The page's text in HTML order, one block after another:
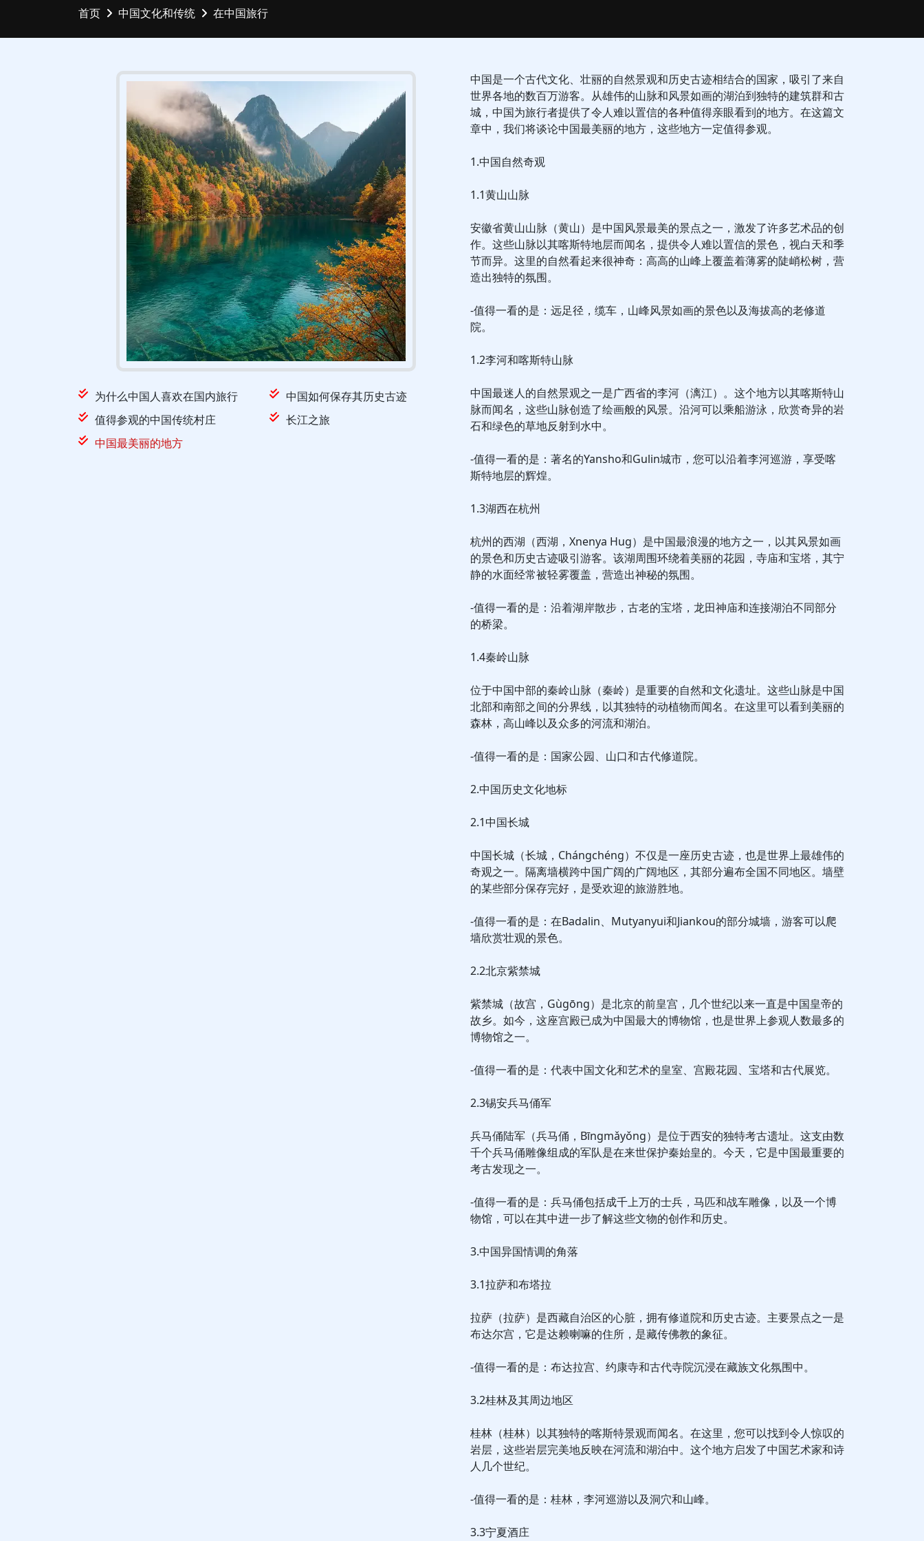
首页 中国文化和传统 在中国旅行
为什么中国人喜欢在国内旅行
中国如何保存其历史古迹
值得参观的中国传统村庄
长江之旅
中国最美丽的地方
中国是一个古代文化、壮丽的自然景观和历史古迹相结合的国家，吸引了来自
世界各地的数百万游客。从雄伟的山脉和风景如画的湖泊到独特的建筑群和古
城，中国为旅行者提供了令人难以置信的各种值得亲眼看到的地方。在这篇文
章中，我们将谈论中国最美丽的地方，这些地方一定值得参观。
1.中国自然奇观
1.1黄山山脉
安徽省黄山山脉（黄山）是中国风景最美的景点之一，激发了许多艺术品的创
作。这些山脉以其喀斯特地层而闻名，提供令人难以置信的景色，视白天和季
节而异。这里的自然看起来很神奇：高高的山峰上覆盖着薄雾的陡峭松树，营
造出独特的氛围。
-值得一看的是：远足径，缆车，山峰风景如画的景色以及海拔高的老修道
院。
1.2李河和喀斯特山脉
中国最迷人的自然景观之一是广西省的李河（漓江）。这个地方以其喀斯特山
脉而闻名，这些山脉创造了绘画般的风景。沿河可以乘船游泳，欣赏奇异的岩
石和绿色的草地反射到水中。
-值得一看的是：著名的Yansho和Gulin城市，您可以沿着李河巡游，享受喀
斯特地层的辉煌。
1.3湖西在杭州
杭州的西湖（西湖，Xnenya Hug）是中国最浪漫的地方之一，以其风景如画
的景色和历史古迹吸引游客。该湖周围环绕着美丽的花园，寺庙和宝塔，其宁
静的水面经常被轻雾覆盖，营造出神秘的氛围。
-值得一看的是：沿着湖岸散步，古老的宝塔，龙田神庙和连接湖泊不同部分
的桥梁。
1.4秦岭山脉
位于中国中部的秦岭山脉（秦岭）是重要的自然和文化遗址。这些山脉是中国
北部和南部之间的分界线，以其独特的动植物而闻名。在这里可以看到美丽的
森林，高山峰以及众多的河流和湖泊。
-值得一看的是：国家公园、山口和古代修道院。
2.中国历史文化地标
2.1中国长城
中国长城（长城，Chángchéng）不仅是一座历史古迹，也是世界上最雄伟的
奇观之一。隔离墙横跨中国广阔的广阔地区，其部分遍布全国不同地区。墙壁
的某些部分保存完好，是受欢迎的旅游胜地。
-值得一看的是：在Badalin、Mutyanyui和Jiankou的部分城墙，游客可以爬
墙欣赏壮观的景色。
2.2北京紫禁城
紫禁城（故宫，Gùgōng）是北京的前皇宫，几个世纪以来一直是中国皇帝的
故乡。如今，这座宫殿已成为中国最大的博物馆，也是世界上参观人数最多的
博物馆之一。
-值得一看的是：代表中国文化和艺术的皇室、宫殿花园、宝塔和古代展览。
2.3锡安兵马俑军
兵马俑陆军（兵马俑，Bīngmǎyǒng）是位于西安的独特考古遗址。这支由数
千个兵马俑雕像组成的军队是在来世保护秦始皇的。今天，它是中国最重要的
考古发现之一。
-值得一看的是：兵马俑包括成千上万的士兵，马匹和战车雕像，以及一个博
物馆，可以在其中进一步了解这些文物的创作和历史。
3.中国异国情调的角落
3.1拉萨和布塔拉
拉萨（拉萨）是西藏自治区的心脏，拥有修道院和历史古迹。主要景点之一是
布达尔宫，它是达赖喇嘛的住所，是藏传佛教的象征。
-值得一看的是：布达拉宫、约康寺和古代寺院沉浸在藏族文化氛围中。
3.2桂林及其周边地区
桂林（桂林）以其独特的喀斯特景观而闻名。在这里，您可以找到令人惊叹的
岩层，这些岩层完美地反映在河流和湖泊中。这个地方启发了中国艺术家和诗
人几个世纪。
-值得一看的是：桂林，李河巡游以及洞穴和山峰。
3.3宁夏酒庄